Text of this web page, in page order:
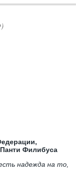
Филибуса
надежда на то,